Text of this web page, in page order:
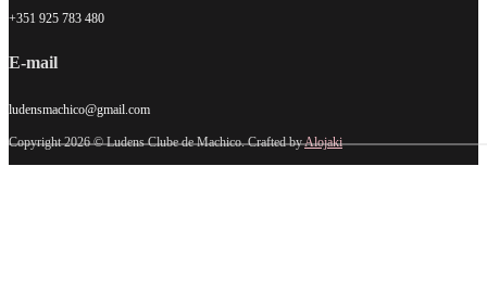
+351 925 783 480
E-mail
ludensmachico@gmail.com
Copyright 2026 © Ludens Clube de Machico. Crafted byAlojaki